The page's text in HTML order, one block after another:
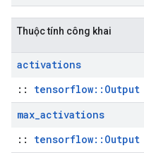
Thuộc tính công khai
activations
:: tensorflow::Output
max_activations
:: tensorflow::Output